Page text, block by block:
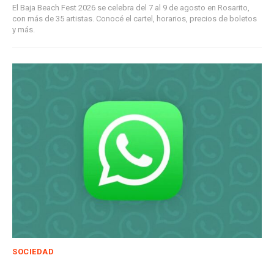
El Baja Beach Fest 2026 se celebra del 7 al 9 de agosto en Rosarito,
con más de 35 artistas. Conocé el cartel, horarios, precios de boletos
y más.
SOCIEDAD